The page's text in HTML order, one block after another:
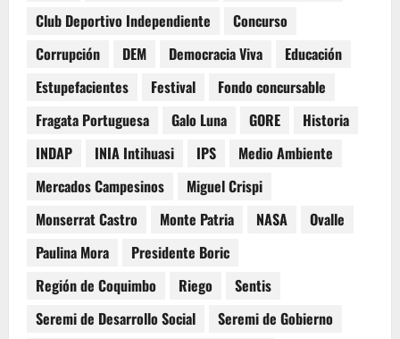
Club Deportivo Independiente
Concurso
Corrupción
DEM Democracia Viva
Educación
Estupefacientes
Festival
Fondo concursable
Fragata Portuguesa
Galo Luna GORE
Historia
INDAP
INIA Intihuasi IPS
Medio Ambiente
Mercados Campesinos
Miguel Crispi
Monserrat Castro
Monte Patria NASA
Ovalle
Paulina Mora
Presidente Boric
Región de Coquimbo
Riego
Sentis
Seremi de Desarrollo Social
Seremi de Gobierno